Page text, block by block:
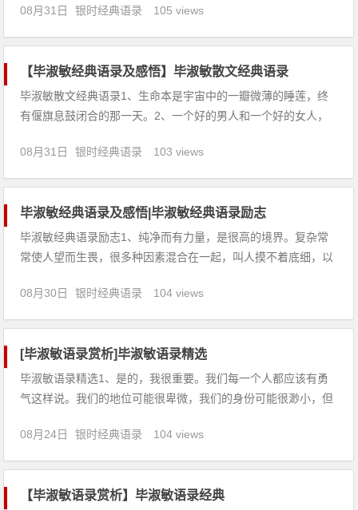
敏《星光下的灵魂》 4、真正的爱，不是诱惑，是温暖
08月31日 银时经典语录 105 views
【毕淑敏经典语录及感悟】毕淑敏散文经典语录
毕淑敏散文经典语录1、生命本是宇宙中的一瓣微薄的睡莲，终
有偃旗息鼓闭合的那一天。2、一个好的男人和一个好的女人，
们虽然有两颗心，却只有一个念头——风雨同舟地向前。3、佛
说，前世的次回眸，才换来今生的擦肩而过。顿生气
08月31日 银时经典语录 103 views
毕淑敏经典语录及感悟|毕淑敏经典语录励志
毕淑敏经典语录励志1、纯净而有力量，是很高的境界。复杂常
常使人望而生畏，很多种因素混合在一起，叫人摸不着底细，以
看法。你能够有什么样的爱情观，你就有什么样的爱情。你的观
念就是你的命运。3、我会在没有人的暗夜深深检讨自己的缺
08月30日 银时经典语录 104 views
[毕淑敏语录赏析]毕淑敏语录精选
毕淑敏语录精选1、是的，我很重要。我们每一个人都应该有勇
气这样说。我们的地位可能很卑微，我们的身份可能很渺小，但
灵对生命的允诺。2、生命有的时候就像一支注射器，扎下去，
你不知道会把什么东西吸进来。也许是血，也许是蒸馏水，也许
08月24日 银时经典语录 104 views
【毕淑敏语录赏析】毕淑敏语录经典